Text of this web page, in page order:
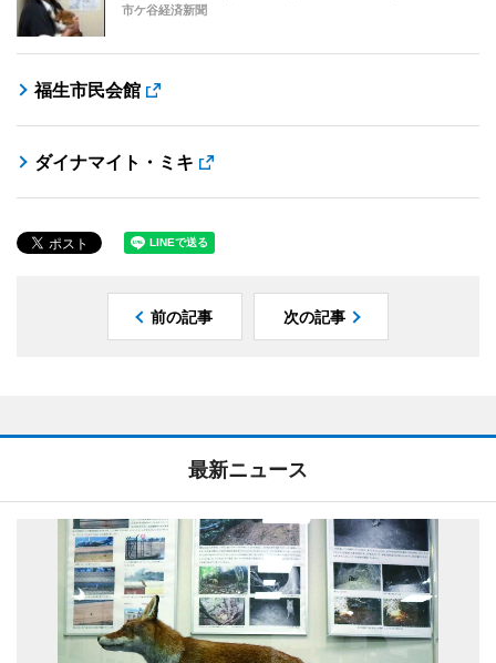
市ケ谷経済新聞
福生市民会館
ダイナマイト・ミキ
前の記事 次の記事
最新ニュース